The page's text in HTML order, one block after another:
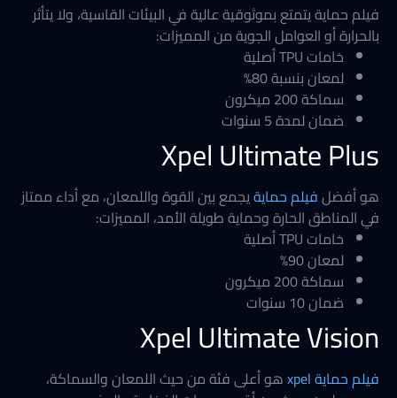
فيلم حماية يتمتع بموثوقية عالية في البيئات القاسية، ولا يتأثر
بالحرارة أو العوامل الجوية من المميزات:
خامات TPU أصلية
لمعان بنسبة 80%
سماكة 200 ميكرون
ضمان لمدة 5 سنوات
Xpel Ultimate Plus
هو أفضلفيلم حمايةيجمع بين القوة واللمعان، مع أداء ممتاز
في المناطق الحارة وحماية طويلة الأمد، المميزات:
خامات TPU أصلية
لمعان 90%
سماكة 200 ميكرون
ضمان 10 سنوات
Xpel Ultimate Vision
فيلم حماية xpel
هو أعلى فئة من حيث اللمعان والسماكة،